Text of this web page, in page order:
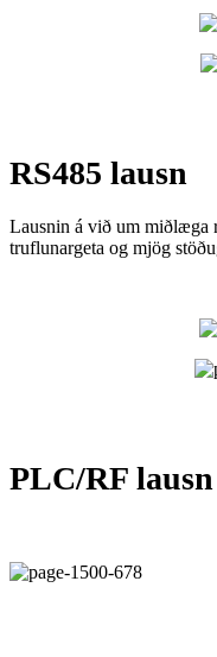
RS485 lausn
Lausnin á við um miðlæga
truflunargeta og mjög
PLC/RF lausn